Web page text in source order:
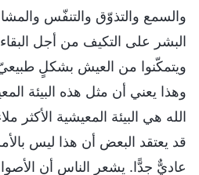
والسمع والتذوّق والتنفّس
البشر على التكيف من أجل
ويتمكّنوا من العيش بشكلٍ
وهذا يعني أن مثل هذه البيئة
الله هي البيئة المعيشية الأكثر
قد يعتقد البعض أن هذا ليس
عاديٌّ جدًّا. يشعر الناس أن